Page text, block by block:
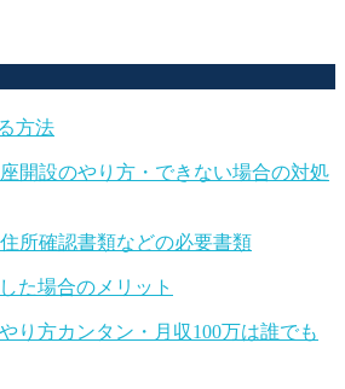
方法
開設のやり方・できない場合の対処
所確認書類などの必要書類
た場合のメリット
り方カンタン・月収100万は誰でも